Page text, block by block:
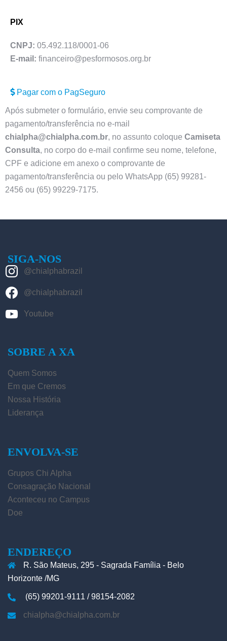
PIX
CNPJ: 05.492.118/0001-06
E-mail: financeiro@pesformosos.org.br
Pagar com o PagSeguro
Após submeter o formulário, envie seu comprovante de
pagamento/transferência no e-mail
chialpha@chialpha.com.br, no assunto coloque Camiseta
Consulta, no corpo do e-mail confirme seu nome, telefone,
CPF e adicione em anexo o comprovante de
pagamento/transferência ou pelo WhatsApp (65) 99281-
2456 ou (65) 99229-7175.
SIGA-NOS
@chialphabrazil
@chialphabrazil
Youtube
SOBRE A XA
Quem Somos
Em que Cremos
Nossa História
Liderança
ENVOLVA-SE
Grupos Chi Alpha
Consagração Nacional
Aconteceu no Campus
Doe
ENDEREÇO
R. São Mateus, 295 - Sagrada Família - Belo
Horizonte /MG
(65) 99201-9111 / 98154-2082
chialpha@chialpha.com.br